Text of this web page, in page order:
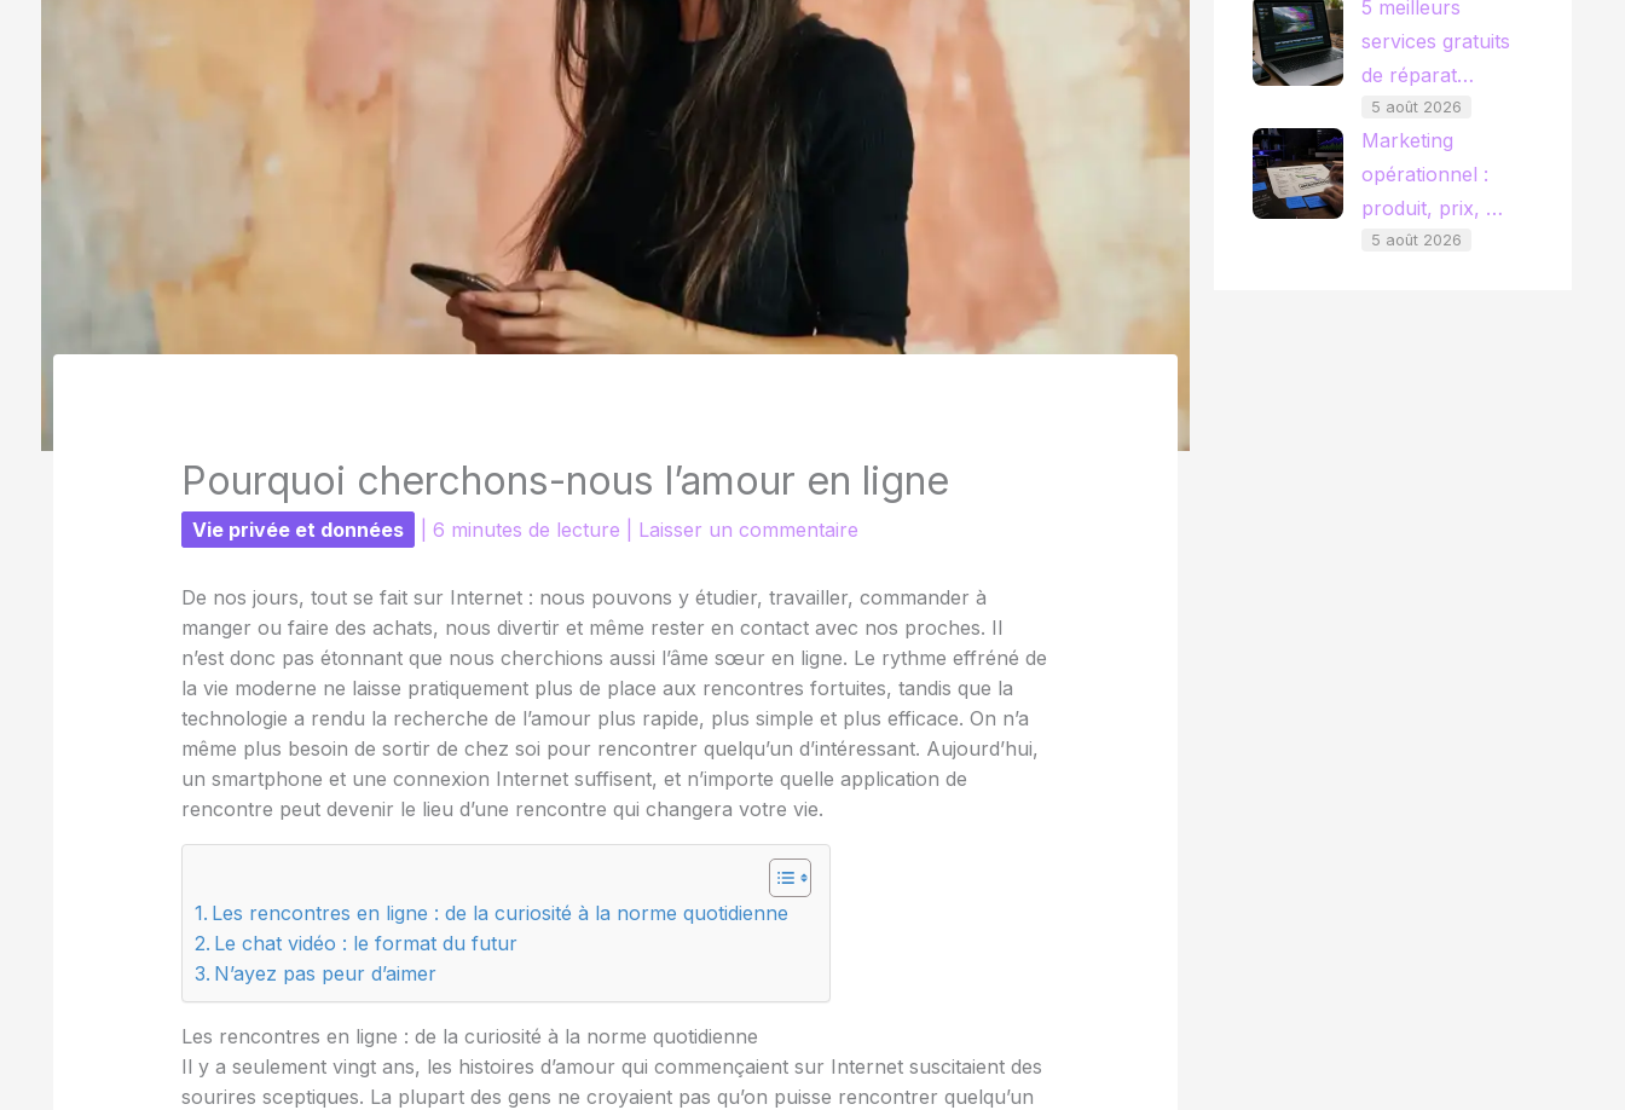
Pourquoi cherchons-nous l’amour en ligne
Vie privée et données |6 minutes de lecture Laisser un commentaire
De nos jours, tout se fait sur Internet : nous pouvons y étudier, travailler, commander à
manger ou faire des achats, nous divertir et même rester en contact avec nos proches. Il
n’est donc pas étonnant que nous cherchions aussi l’âme sœur en ligne. Le rythme effréné de
la vie moderne ne laisse pratiquement plus de place aux rencontres fortuites, tandis que la
technologie a rendu la recherche de l’amour plus rapide, plus simple et plus efficace. On n’a
même plus besoin de sortir de chez soi pour rencontrer quelqu’un d’intéressant. Aujourd’hui,
un smartphone et une connexion Internet suffisent, et n’importe quelle application de
rencontre peut devenir le lieu d’une rencontre qui changera votre vie.
Les rencontres en ligne : de la curiosité à la norme quotidienne
Le chat vidéo : le format du futur
N’ayez pas peur d’aimer
Les rencontres en ligne : de la curiosité à la norme quotidienne
Il y a seulement vingt ans, les histoires d’amour qui commençaient sur Internet suscitaient des
sourires sceptiques. La plupart des gens ne croyaient pas qu’on puisse rencontrer quelqu’un
5 meilleurs
services gratuits
de réparat…
5 août 2026
Marketing
opérationnel :
produit, prix, …
5 août 2026